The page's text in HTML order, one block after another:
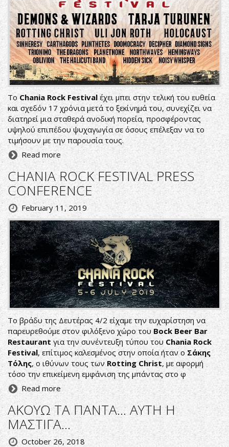
Το Chania Rock Festival έχει μπει στην τελική του ευθεία
και σχεδόν 17 χρόνια μετά το ξεκίνημά του, συνεχίζει να
διατηρεί μια σταθερά ανοδική πορεία, προσφέροντας
υψηλού επιπέδου ψυχαγωγία σε όσους επέλεξαν να το
τιμήσουν με την παρουσία τους.
Read more
CHANIA ROCK FESTIVAL PRESS
CONFERENCE
February 11, 2019
Το βράδυ της Δευτέρας 4/2 είχαμε την ευχαρίστηση να
παρευρεθούμε στον φιλόξενο χώρο του Bock Beer Bar
Restaurant για την συνέντευξη τύπου του Chania Rock
Festival, επίτιμος καλεσμένος στην οποία ήταν οΣάκης
Τόλης, ο ιθύνων τους τωνRotting Christ, με αφορμή
τόσο την επικείμενη εμφάνιση της μπάντας στο φ
Read more
ΑΚΟΥΩ ΤΑ ΠΑΝΤΑ… ΑΥΤΗ Η
ΜΑΣΤΙΓΑ…
October 26, 2018